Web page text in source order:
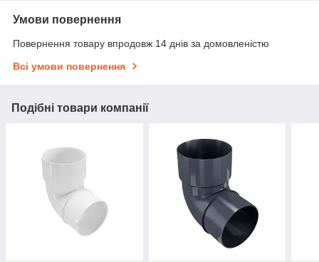
Умови повернення
Повернення товару впродовж 14 днів за домовленістю
Всі умови повернення
Подібні товари компанії